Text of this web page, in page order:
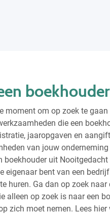
moment om op zoek te
die een
jaaropgaven en
van jouw
boekhouder uit
eigenaar bent van een
huren. Ga dan op zoek
alleen op zoek is naar een
zich moet nemen. Lees hier